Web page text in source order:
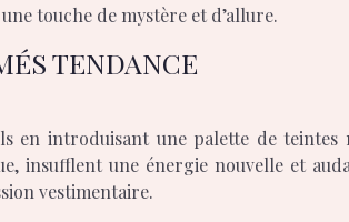
touche de mystère et d’allure.
TENDANCE
en introduisant une palette de
insufflent une énergie nouvelle et
vestimentaire.